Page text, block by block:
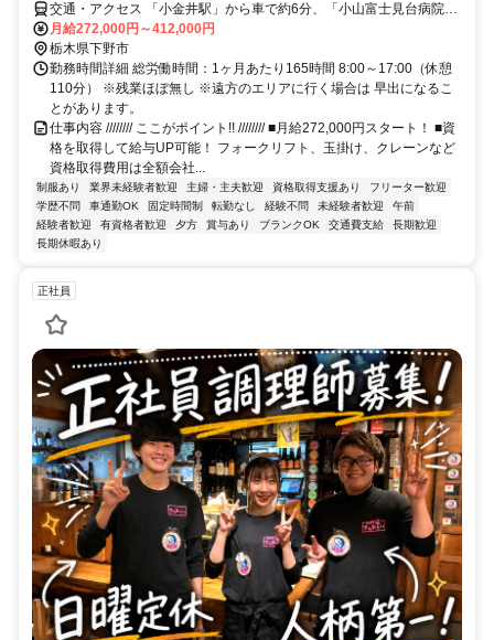
交通・アクセス 「小金井駅」から車で約6分、「小山富士見台病院」
から車で約3分
月給272,000円～412,000円
栃木県下野市
勤務時間詳細 総労働時間：1ヶ月あたり165時間 8:00～17:00（休憩
110分） ※残業ほぼ無し ※遠方のエリアに行く場合は 早出になるこ
とがあります。
仕事内容 //////// ここがポイント!! //////// ■月給272,000円スタート！ ■資
格を取得して給与UP可能！ フォークリフト、玉掛け、クレーンなど
資格取得費用は全額会社...
制服あり 業界未経験者歓迎 主婦・主夫歓迎 資格取得支援あり
フリーター歓迎
学歴不問
車通勤OK 固定時間制 転勤なし 経験不問 未経験者歓迎
午前
経験者歓迎
有資格者歓迎 夕方 賞与あり ブランクOK 交通費支給
長期歓迎
長期休暇あり
正社員